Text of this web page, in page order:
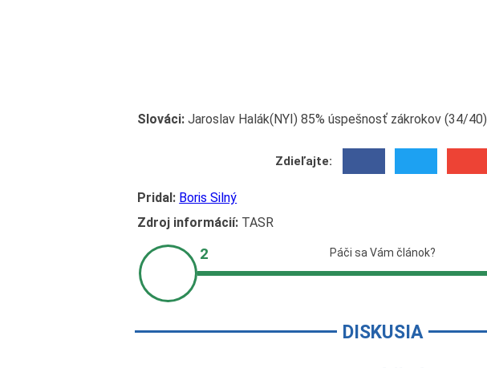
Slováci: Jaroslav Halák(NYI) 85% úspešnosť zákrokov (34/40)
Zdieľajte:
Pridal: Boris Silný
Zdroj informácií: TASR
DISKUSIA